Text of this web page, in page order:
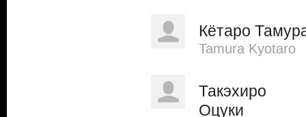
Кётаро
Tamura Kyotaro
Такэхиро
Оцуки